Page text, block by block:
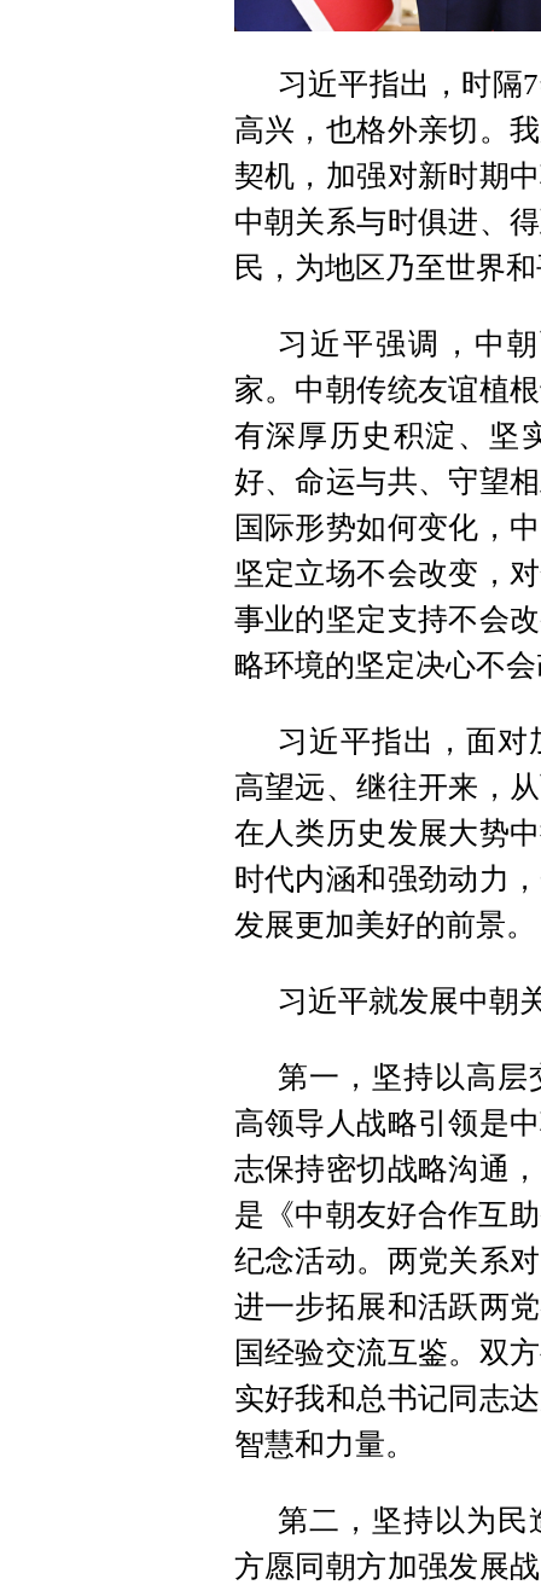
习近平指出，时隔
高兴，也格外亲切。
契机，加强对新时期
中朝关系与时俱进、
民，为地区乃至世界
习近平强调，中
家。中朝传统友谊植
有深厚历史积淀、坚
好、命运与共、守望
国际形势如何变化，
坚定立场不会改变，
事业的坚定支持不会
略环境的坚定决心不
习近平指出，面
高望远、继往开来，
在人类历史发展大势
时代内涵和强劲动力
发展更加美好的前景。
习近平就发展中朝
第一，坚持以高
高领导人战略引领是
志保持密切战略沟通
是《中朝友好合作互
纪念活动。两党关系
进一步拓展和活跃两
国经验交流互鉴。双
实好我和总书记同志
智慧和力量。
第二，坚持以为
方愿同朝方加强发展